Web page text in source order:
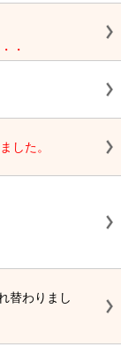
・
した。
替わりまし